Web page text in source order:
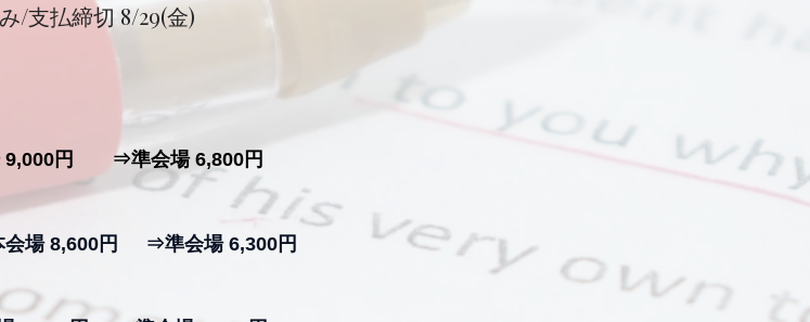
/支払締切 8/29(金)
9,000円 ⇒準会場 6,800円
会場 8,600円 ⇒準会場 6,300円